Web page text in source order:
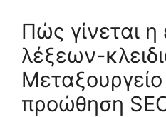
Πώς γίνεται η
λέξεων-
προώθηση